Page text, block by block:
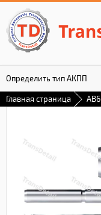
Определить тип АКПП
Гарантия
Главная страница